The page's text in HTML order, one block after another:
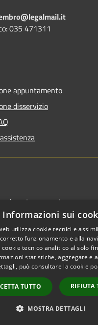
035 471311
appuntamento
disservizio
trasparente
trasparente fino al
privacy
di accessibilità
accessibilità
Informazioni sui
utilizza cookie tecnici e
funzionamento e alla
cookie tecnico analitico al solo
statistiche, aggregate e
può consultare la cookie
TUTTO RIFIUTA
MOSTRA DETTAGLI